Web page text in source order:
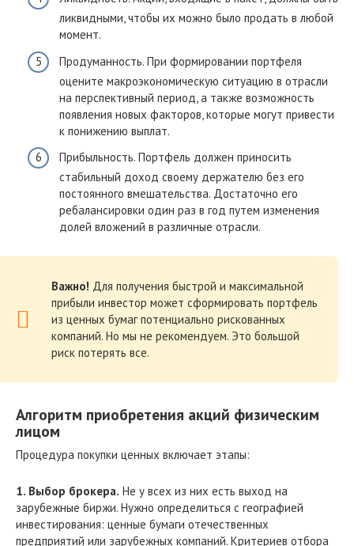
ликвидными, чтобы их можно было продать в любой
момент.
Продуманность. При формировании портфеля
оцените макроэкономическую ситуацию в отрасли
на перспективный период, а также возможность
появления новых факторов, которые могут привести
к понижению выплат.
Прибыльность. Портфель должен приносить
стабильный доход своему держателю без его
постоянного вмешательства. Достаточно его
ребалансировки один раз в год путем изменения
долей вложений в различные отрасли.
Важно! Для получения быстрой и максимальной
прибыли инвестор может сформировать портфель
из ценных бумаг потенциально рискованных
компаний. Но мы не рекомендуем. Это большой
риск потерять все.
Алгоритм приобретения акций физическим
лицом
Процедура покупки ценных включает этапы:
1. Выбор брокера. Не у всех из них есть выход на
зарубежные биржи. Нужно определиться с географией
инвестирования: ценные бумаги отечественных
предприятий или зарубежных компаний. Критериев отбора